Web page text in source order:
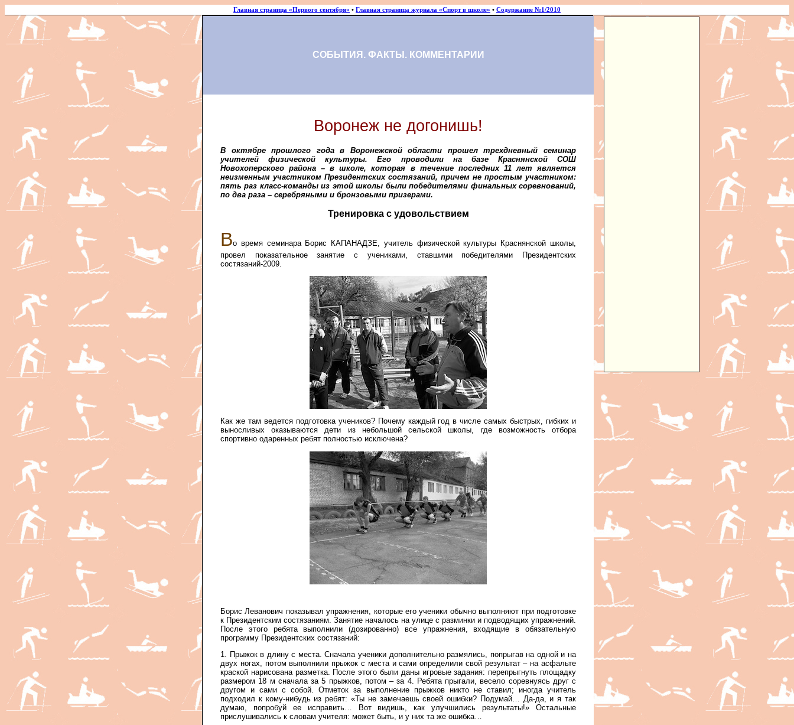
Главная страница «Первого сентября» • Главная страница журнала «Спорт в школе» • Содержание №1/2010
СОБЫТИЯ. ФАКТЫ. КОММЕНТАРИИ
Воронеж не догонишь!
В октябре прошлого года в Воронежской области прошел трехдневный семинар
учителей физической культуры. Его проводили на базе Краснянской СОШ
Новохоперского района – в школе, которая в течение последних 11 лет является
неизменным участником Президентских состязаний, причем не простым участником:
пять раз класс-команды из этой школы были победителями финальных соревнований,
по два раза – серебряными и бронзовыми призерами.
Тренировка с удовольствием
Во время семинара Борис КАПАНАДЗЕ, учитель физической культуры Краснянской школы,
провел показательное занятие с учениками, ставшими победителями Президентских
состязаний-2009.
Как же там ведется подготовка учеников? Почему каждый год в числе самых быстрых, гибких и
выносливых оказываются дети из небольшой сельской школы, где возможность отбора
спортивно одаренных ребят полностью исключена?
Борис Леванович показывал упражнения, которые его ученики обычно выполняют при подготовке
к Президентским состязаниям. Занятие началось на улице с разминки и подводящих упражнений.
После этого ребята выполнили (дозированно) все упражнения, входящие в обязательную
программу Президентских состязаний:
1. Прыжок в длину с места. Сначала ученики дополнительно размялись, попрыгав на одной и на
двух ногах, потом выполнили прыжок с места и сами определили свой результат – на асфальте
крас­кой нарисована разметка. После этого были даны игровые задания: перепрыгнуть площадку
размером 18 м сначала за 5 прыжков, потом – за 4. Ребята прыгали, весело соревнуясь друг с
другом и сами с собой. Отметок за выполнение прыжков никто не ставил; иногда учитель
подходил к кому-нибудь из ребят: «Ты не замечаешь своей ошибки? Подумай… Да-да, и я так
думаю, попробуй ее исправить… Вот видишь, как улучшились результаты!» Остальные
прислушивались к словам учителя: может быть, и у них та же ошибка…